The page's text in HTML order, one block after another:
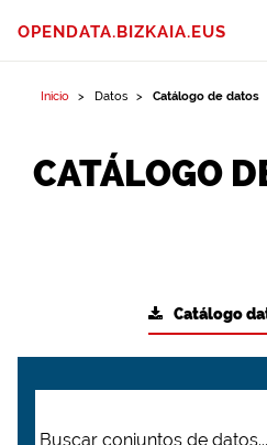
OPENDATA.BIZKAIA.EUS
Inicio Datos Catálogo de datos
CATÁLOGO
Catálogo